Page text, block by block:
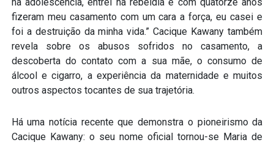
fizeram meu casamento com um cara a força, eu casei e
foi a destruição da minha vida.” Cacique Kawany também
revela sobre os abusos sofridos no casamento, a
descoberta do contato com a sua mãe, o consumo de
álcool e cigarro, a experiência da maternidade e muitos
outros aspectos tocantes de sua trajetória.
Há uma notícia recente que demonstra o pioneirismo da
Cacique Kawany: o seu nome oficial tornou-se Maria de